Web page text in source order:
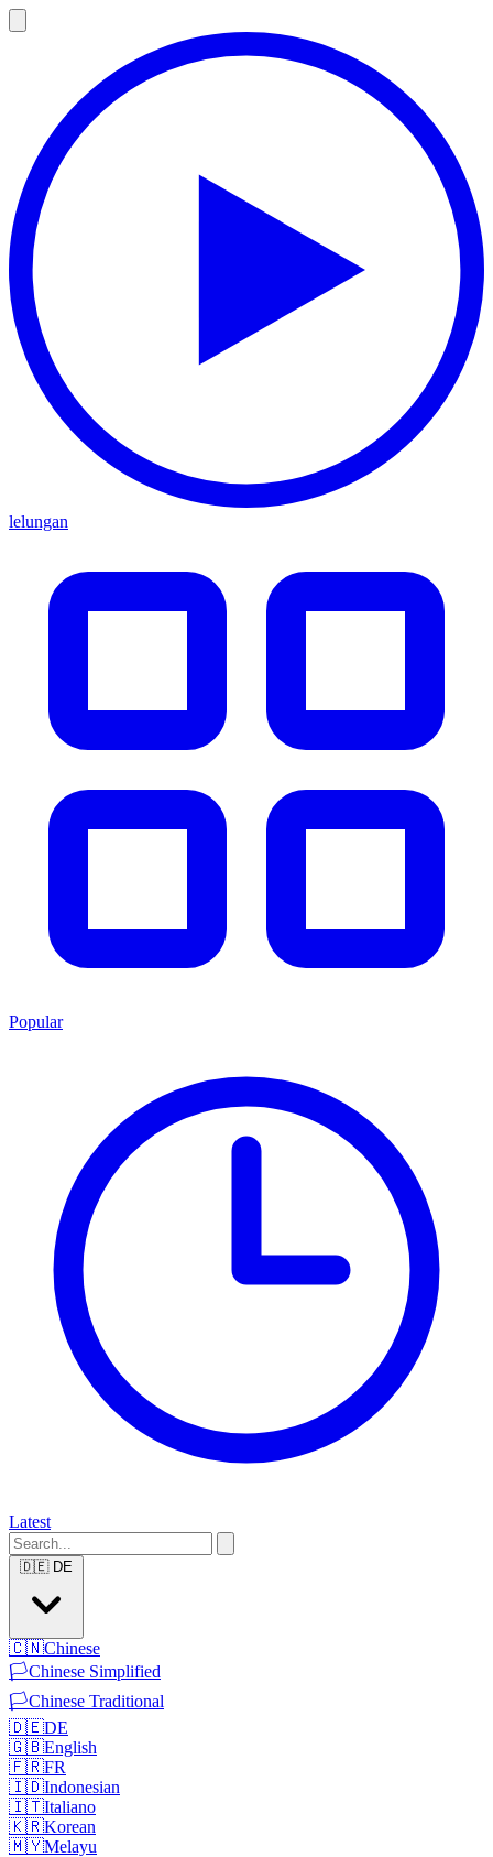
lelungan
Popular
Latest
🇩🇪 DE
🇨🇳Chinese
🏳️Chinese Simplified
🏳️Chinese Traditional
🇩🇪DE
🇬🇧English
🇫🇷FR
🇮🇩Indonesian
🇮🇹Italiano
🇰🇷Korean
🇲🇾Melayu